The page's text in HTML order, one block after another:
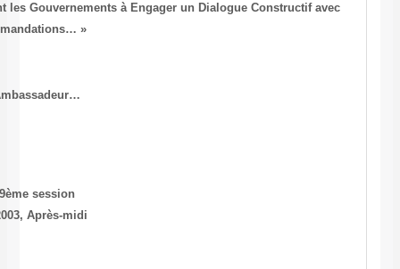
Droits de l’Homme et Invite Instamment les Gouvernements à
elle Concernant le Suivi de ses Recommandations… »
On ne peut être plus clair Monsieur l’Ambassadeur…
Commission des droits de l’homme, 59ème session
Palais des Nations à Genève, 24 avril 2003, Après-midi